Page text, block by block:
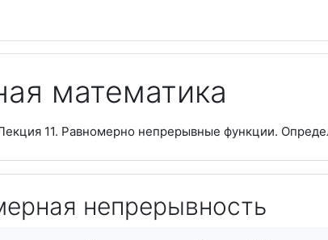
математика
11. Равномерно непрерывные функции.
непрерывность